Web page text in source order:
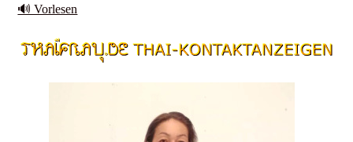
🔊 Vorlesen